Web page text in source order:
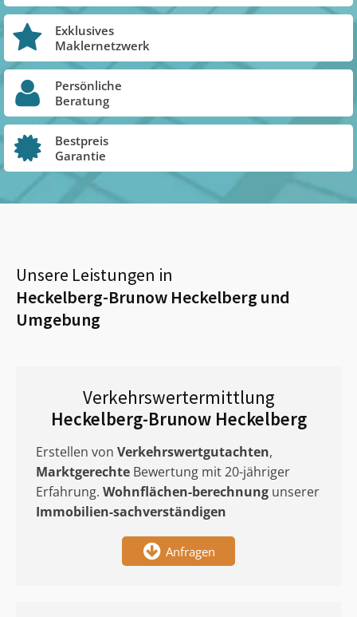
Exklusives
Maklernetzwerk
Persönliche
Beratung
Bestpreis
Garantie
Unsere Leistungen in
Heckelberg-Brunow Heckelberg und
Umgebung
Verkehrswertermittlung
Heckelberg-Brunow Heckelberg
Erstellen von Verkehrswertgutachten,
Marktgerechte Bewertung mit 20-jähriger
Erfahrung. Wohnflächen-berechnung unserer
Immobilien-sachverständigen
Anfragen